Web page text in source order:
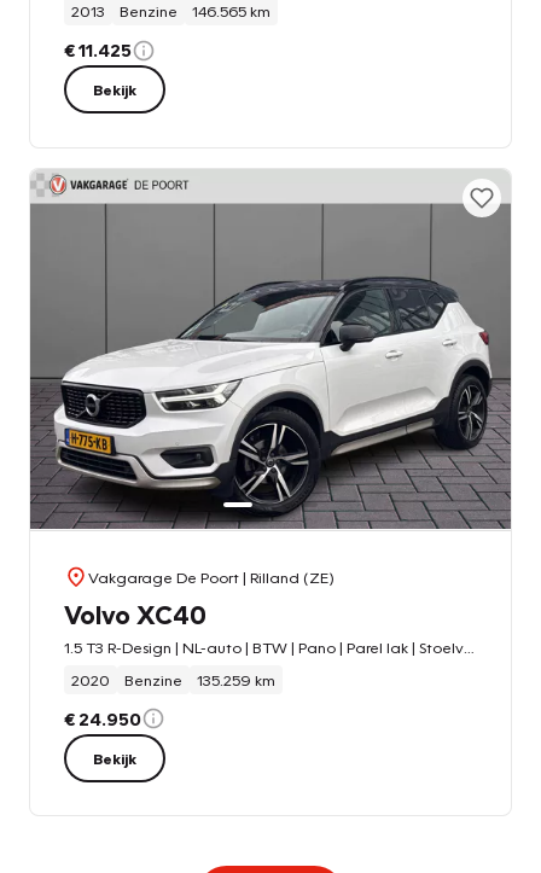
2013
Benzine 146.565 km
€ 11.425
Bekijk
Vakgarage De Poort| Rilland (ZE)
Volvo XC40
2020
Benzine 135.259 km
€ 24.950
Bekijk